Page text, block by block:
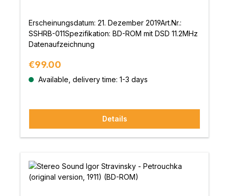
Erscheinungsdatum: 21. Dezember 2019Art.Nr.:
SSHRB-011Spezifikation: BD-ROM mit DSD 11.2MHz
Datenaufzeichnung
Regular price:
€99.00
Available, delivery time: 1-3 days
Details